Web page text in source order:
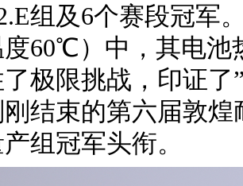
组及6个赛段冠军
度60℃）中，其电
极限挑战，印证了
结束的第六届敦
组冠军头衔。